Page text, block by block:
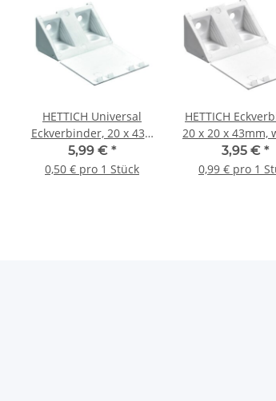
HETTICH Universal
Eckverbinder, 20 x 43 x
20 mm, Kunststoff,
weiß, 12 Stück
5,99 € *
0,50 € pro 1 Stück
HETTICH
20 x 20 x 43mm,
Stück
3,95 € *
0,99 € pro 1